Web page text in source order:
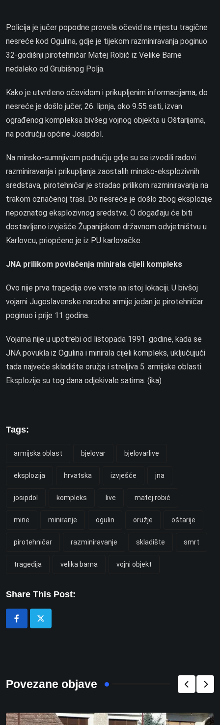
Policija je jučer popodne provela očevid na mjestu tragične
nesreće kod Ogulina, gdje je tijekom razminiravanja poginuo
32-godišnji pirotehničar Matej Robić iz Velike Barne
nedaleko od Grubišnog Polja.
Kako je utvrđeno očevidom i prikupljenim informacijama, do
nesreće je došlo jučer, 26. lipnja, oko 9.55 sati, izvan
ograđenog kompleksa bivšeg vojnog objekta u Oštarijama,
na području općine Josipdol.
Na minsko-sumnjivom području gdje su se izvodili radovi
razminiravanja i prikupljanja zaostalih minsko-eksplozivnih
sredstava, pirotehničar je stradao prilikom razminiravanja na
trakom označenoj trasi. Do nesreće je došlo zbog eksplozije
nepoznatog eksplozivnog sredstva. O događaju će biti
dostavljeno izvješće Županijskom državnom odvjetništvu u
Karlovcu, priopćeno je iz PU karlovačke.
JNA prilikom povlačenja minirala cijeli kompleks
Ovo nije prva tragedija ove vrste na istoj lokaciji. U bivšoj
vojarni Jugoslavenske narodne armije jedan je pirotehničar
poginuo i prije 11 godina.
Vojarna nije u upotrebi od listopada 1991. godine, kada se
JNA povukla iz Ogulina i minirala cijeli kompleks, uključujući
tada najveće skladište oružja i streljiva 5. armijske oblasti.
Eksplozije su tog dana odjekivale satima. (ika)
Tags:
armijska oblast bjelovar bjelovarlive
eksplozija hrvatska izvješće jna
josipdol kompleks live matej robić
mine miniranje ogulin oružje oštarije
pirotehničar razminiravanje skladište smrt
tragedija velika barna vojni objekt
Share This Post:
Povezane objave